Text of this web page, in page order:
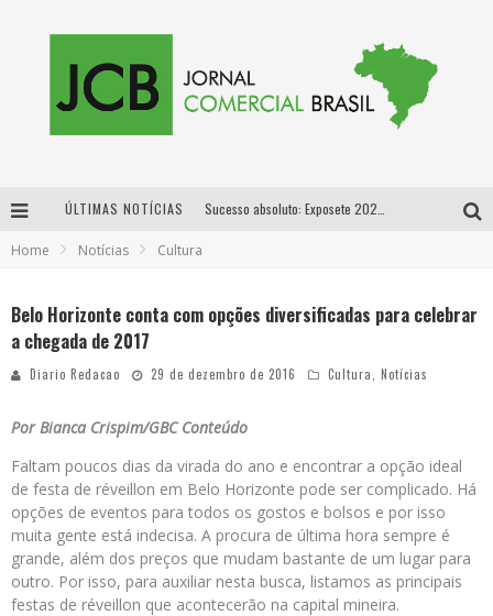
ÚLTIMAS NOTÍCIAS
Home Notícias Cultura
Belo Horizonte conta com opções diversificadas para celebrar
a chegada de 2017
Diario Redacao 29 de dezembro de 2016 Cultura Notícias
Por Bianca Crispim/GBC Conteúdo
Faltam poucos dias da virada do ano e encontrar a opção ideal
de festa de réveillon em Belo Horizonte pode ser complicado. Há
opções de eventos para todos os gostos e bolsos e por isso
muita gente está indecisa. A procura de última hora sempre é
grande, além dos preços que mudam bastante de um lugar para
outro. Por isso, para auxiliar nesta busca, listamos as principais
festas de réveillon que acontecerão na capital mineira.